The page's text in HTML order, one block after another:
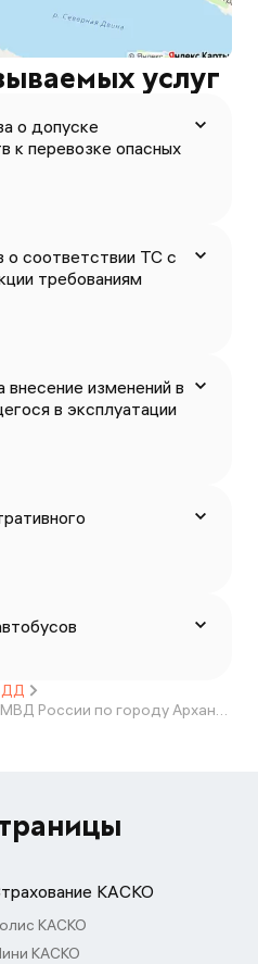
услуг
о допуске
к перевозке опасных
о соответствии ТС с
требованиям
изменений в
в эксплуатации
Отдел Госавтоинспекции УМВД России по городу Архангельску
КАСКО
КАСКО
КАСКО